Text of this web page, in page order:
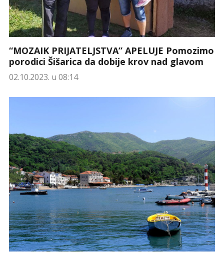
“MOZAIK PRIJATELJSTVA” APELUJE Pomozimo
porodici Šišarica da dobije krov nad glavom
02.10.2023. u 08:14